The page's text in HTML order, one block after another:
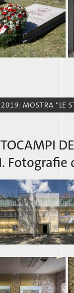
MOSTRA “LE